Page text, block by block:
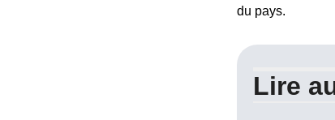
du pays.
Lire